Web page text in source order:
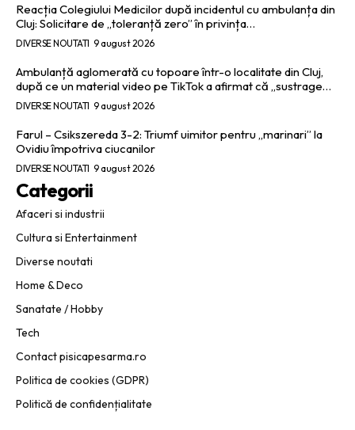
Reacția Colegiului Medicilor după incidentul cu ambulanța din
Cluj: Solicitare de „toleranță zero” în privința…
DIVERSE NOUTATI 9 august 2026
Ambulanță aglomerată cu topoare într-o localitate din Cluj,
după ce un material video pe TikTok a afirmat că „sustrage…
DIVERSE NOUTATI 9 august 2026
Farul – Csikszereda 3-2: Triumf uimitor pentru „marinari” la
Ovidiu împotriva ciucanilor
DIVERSE NOUTATI 9 august 2026
Categorii
Afaceri si industrii
Cultura si Entertainment
Diverse noutati
Home & Deco
Sanatate / Hobby
Tech
Contact pisicapesarma.ro
Politica de cookies (GDPR)
Politică de confidențialitate